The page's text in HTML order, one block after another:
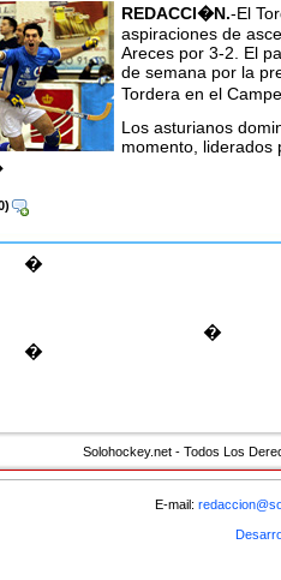
REDACCI�N.-El
aspiraciones de
Areces por 3-2. El
de semana por la
Tordera en el
Los asturianos
momento, liderados
)
Discover
< Anterior
�
�
�
Solohockey.net - Todos Los
E-mail: